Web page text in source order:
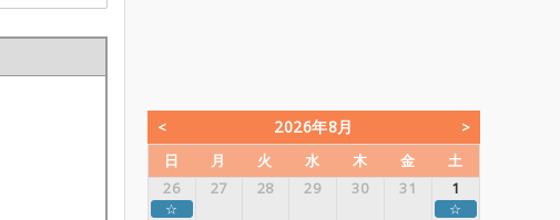
2026年8月
日 月 火 水 木 金
土
26
27 28 29 30 31 1
☆ ☆